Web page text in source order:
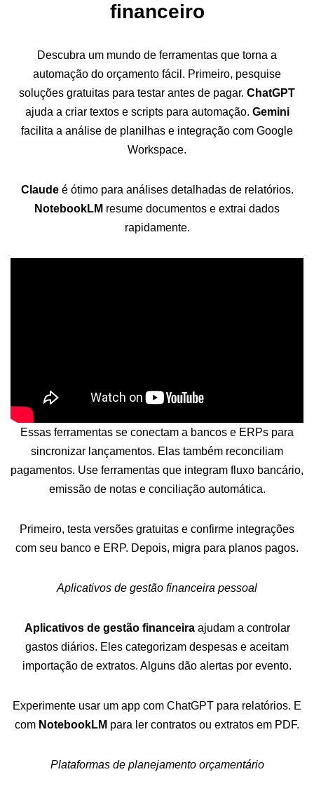
financeiro
Descubra um mundo de ferramentas que torna a
automação do orçamento fácil. Primeiro, pesquise
soluções gratuitas para testar antes de pagar. ChatGPT
ajuda a criar textos e scripts para automação. Gemini
facilita a análise de planilhas e integração com Google
Workspace.
Claudeé ótimo para análises detalhadas de relatórios.
NotebookLM resume documentos e extrai dados
rapidamente.
Essas ferramentas se conectam a bancos e ERPs para
sincronizar lançamentos. Elas também reconciliam
pagamentos. Use ferramentas que integram fluxo bancário,
emissão de notas e conciliação automática.
Primeiro, testa versões gratuitas e confirme integrações
com seu banco e ERP. Depois, migra para planos pagos.
Aplicativos de gestão financeira pessoal
Aplicativos de gestão financeiraajudam a controlar
gastos diários. Eles categorizam despesas e aceitam
importação de extratos. Alguns dão alertas por evento.
Experimente usar um app com ChatGPT para relatórios. E
com NotebookLM para ler contratos ou extratos em PDF.
Plataformas de planejamento orçamentário